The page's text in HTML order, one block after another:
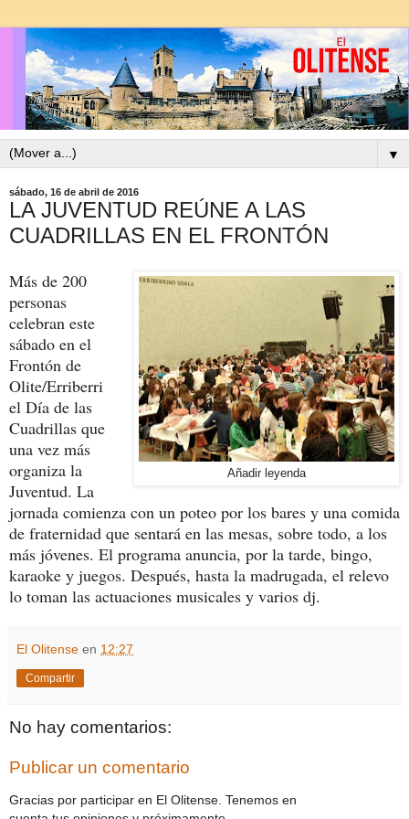
▼
sábado, 16 de abril de 2016
LA JUVENTUD REÚNE A LAS
CUADRILLAS EN EL FRONTÓN
Añadir leyenda
Más de 200
personas
celebran este
sábado en el
Frontón de
Olite/Erriberri
el Día de las
Cuadrillas que
una vez más
organiza la
Juventud. La
jornada comienza con un poteo por los bares y una comida
de fraternidad que sentará en las mesas, sobre todo, a los
más jóvenes. El programa anuncia, por la tarde, bingo,
karaoke y juegos. Después, hasta la madrugada, el relevo
lo toman las actuaciones musicales y varios dj.
El Olitense en 12:27
Compartir
No hay comentarios:
Publicar un comentario
Gracias por participar en El Olitense. Tenemos en